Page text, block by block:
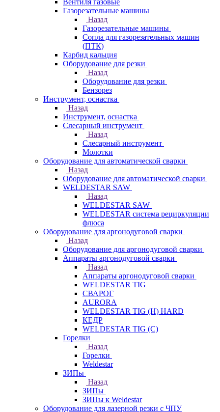
Вентиля газовые
Газорезательные машины
Назад
Газорезательные машины
Сопла для газорезательных машин
(ПТК)
Карбид кальция
Оборудование для резки
Назад
Оборудование для резки
Бензорез
Инструмент, оснастка
Назад
Инструмент, оснастка
Слесарный инструмент
Назад
Слесарный инструмент
Молотки
Оборудование для автоматической сварки
Назад
Оборудование для автоматической сварки
WELDESTAR SAW
Назад
WELDESTAR SAW
WELDESTAR система рециркуляции
флюса
Оборудование для аргонодуговой сварки
Назад
Оборудование для аргонодуговой сварки
Аппараты аргонодуговой сварки
Назад
Аппараты аргонодуговой сварки
WELDESTAR TIG
СВАРОГ
AURORA
WELDESTAR TIG (H) HARD
КЕДР
WELDESTAR TIG (С)
Горелки
Назад
Горелки
Weldestar
ЗИПы
Назад
ЗИПы
ЗИПы к Weldestar
Оборудование для лазерной резки с ЧПУ